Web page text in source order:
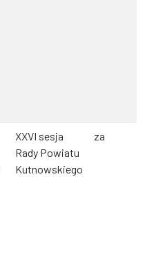
XXVI sesja
Rady Powiatu
Kutnowskiego
za